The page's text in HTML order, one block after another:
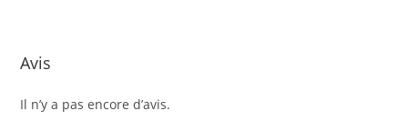
Avis
Il n’y a pas encore d’avis.